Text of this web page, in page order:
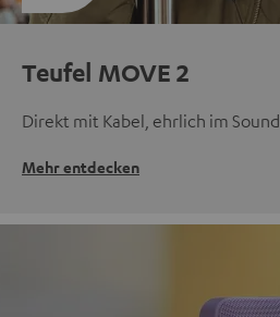
Teufel MOVE 2
Direkt mit Kabel, ehrlich im Sound
Mehr entdecken